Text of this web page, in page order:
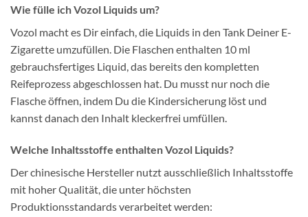
Wie fülle ich Vozol Liquids um?
Vozol macht es Dir einfach, die Liquids in den Tank Deiner E-
Zigarette umzufüllen. Die Flaschen enthalten 10 ml
gebrauchsfertiges Liquid, das bereits den kompletten
Reifeprozess abgeschlossen hat. Du musst nur noch die
Flasche öffnen, indem Du die Kindersicherung löst und
kannst danach den Inhalt kleckerfrei umfüllen.
Welche Inhaltsstoffe enthalten Vozol Liquids?
Der chinesische Hersteller nutzt ausschließlich Inhaltsstoffe
mit hoher Qualität, die unter höchsten
Produktionsstandards verarbeitet werden: